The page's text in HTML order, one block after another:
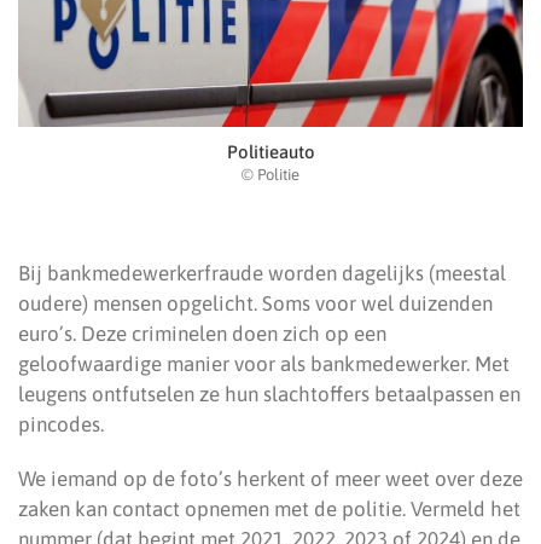
Politieauto
© Politie
Bij bankmedewerkerfraude worden dagelijks (meestal
oudere) mensen opgelicht. Soms voor wel duizenden
euro’s. Deze criminelen doen zich op een
geloofwaardige manier voor als bankmedewerker. Met
leugens ontfutselen ze hun slachtoffers betaalpassen en
pincodes.
We iemand op de foto’s herkent of meer weet over deze
zaken kan contact opnemen met de politie. Vermeld het